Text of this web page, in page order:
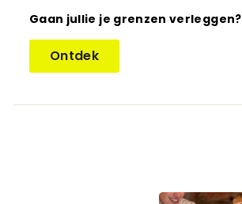
Gaan jullie je grenzen verleggen?
Ontdek